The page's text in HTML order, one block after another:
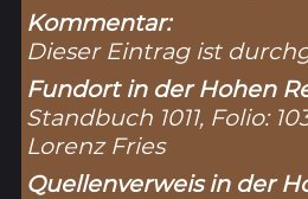
Kommentar:
Dieser Eintrag ist
Fundort in der Hohen
Standbuch 1011, Folio:
Lorenz Fries
Quellenverweis in der